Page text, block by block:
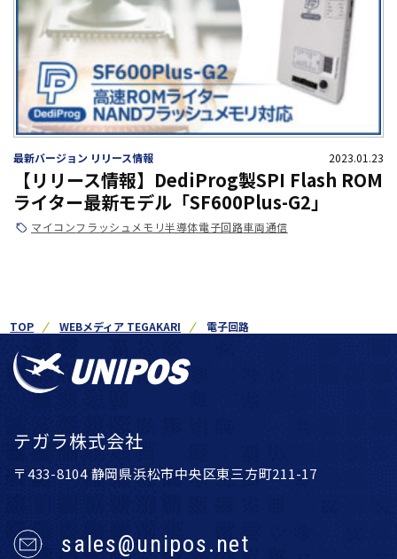
最新バージョン リリース情報 2023.01.23
【リリース情報】DediProg製SPI Flash ROM
ライター最新モデル「SF600Plus-G2」
マイコンフラッシュメモリ半導体電子回路車両通信
TOP WEBメディア TEGAKARI 電子回路
テガラ株式会社
〒433-8104 静岡県浜松市中央区東三方町211-17
sales@unipos.net